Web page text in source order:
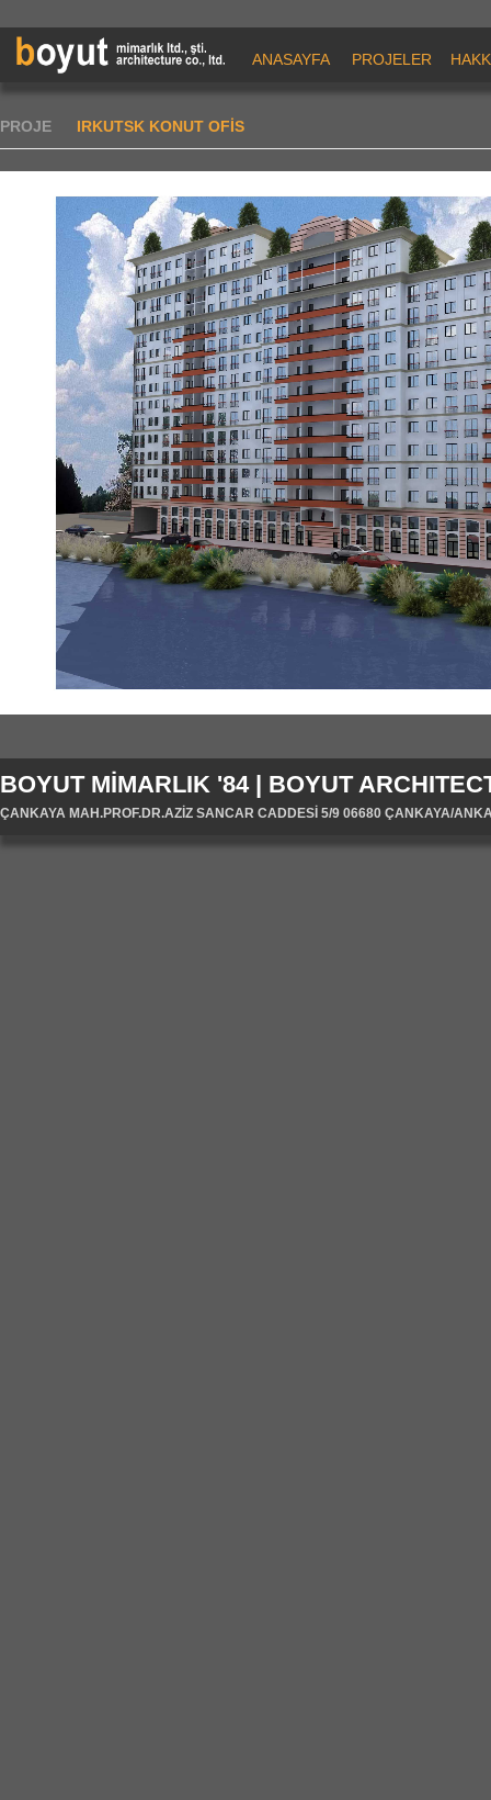
ANASAYFA PROJELER
PROJE IRKUTSK KONUT OFİS
BOYUT MİMARLIK '84 | BOYUT
ÇANKAYA MAH.PROF.DR.AZİZ SANCAR CADDESİ 5/9 06680 ÇANKAYA/